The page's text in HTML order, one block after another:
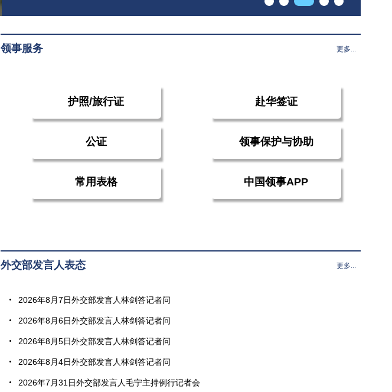
领事服务 更多...
护照/旅行证 赴华签证
公证 领事保护与协助
常用表格 中国领事APP
外交部发言人表态 更多...
2026年8月7日外交部发言人林剑答记者问
2026年8月6日外交部发言人林剑答记者问
2026年8月5日外交部发言人林剑答记者问
2026年8月4日外交部发言人林剑答记者问
2026年7月31日外交部发言人毛宁主持例行记者会